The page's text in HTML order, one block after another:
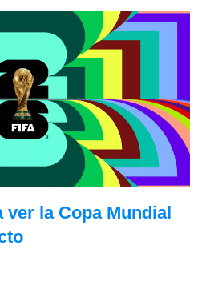
la Copa Mundial